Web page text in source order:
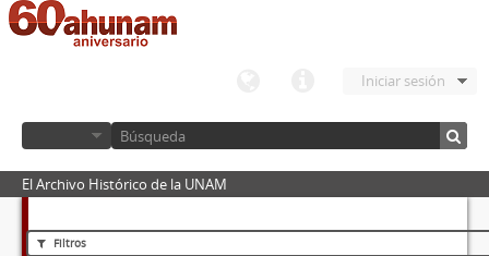
Iniciar sesión
El Archivo Histórico de la UNAM
Filtros